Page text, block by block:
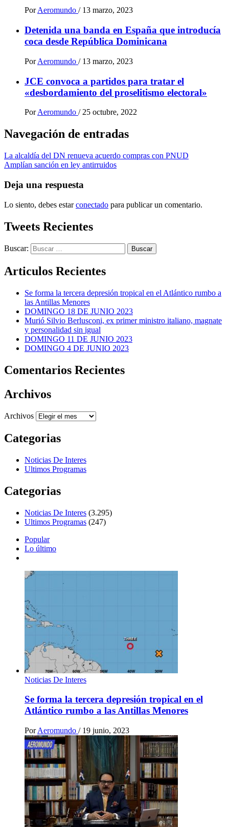
PorAeromundo / 13 marzo, 2023
Detenida una banda en España que introducía
coca desde República Dominicana
Por Aeromundo / 13 marzo, 2023
JCE convoca a partidos para tratar el
«desbordamiento del proselitismo electoral»
Por Aeromundo / 25 octubre, 2022
Navegación de entradas
La alcaldía del DN renueva acuerdo compras con PNUD
Amplían sanción en ley antirruidos
Deja una respuesta
Lo siento, debes estarconectado para publicar un comentario.
Tweets Recientes
Buscar:
Articulos Recientes
Se forma la tercera depresión tropical en el Atlántico rumbo a
las Antillas Menores
DOMINGO 18 DE JUNIO 2023
Murió Silvio Berlusconi, ex primer ministro italiano, magnate
y personalidad sin igual
DOMINGO 11 DE JUNIO 2023
DOMINGO 4 DE JUNIO 2023
Comentarios Recientes
Archivos
Archivos
Categorias
Noticias De Interes
Ultimos Programas
Categorias
Noticias De Interes (3.295)
Ultimos Programas (247)
Popular
Lo último
Noticias De Interes
Se forma la tercera depresión tropical en el
Atlántico rumbo a las Antillas Menores
Por Aeromundo / 19 junio, 2023